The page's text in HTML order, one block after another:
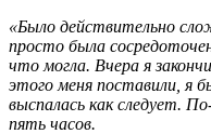
«Было действительно
просто была
что могла. Вчера я
этого меня поставили, я
выспалась как следует.
пять часов.